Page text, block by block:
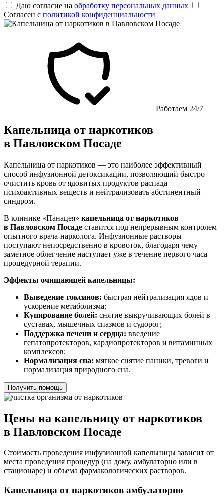
Даю согласие на обработку персональных данных
Согласен с политикой конфиденциальности
Работаем 24/7
Капельница от наркотиков
в Павловском Посаде
Капельница от наркотиков — это наиболее эффективный
способ инфузионной детоксикации, позволяющий быстро
очистить кровь от ядовитых продуктов распада
психоактивных веществ и нейтрализовать абстинентный
синдром.
В клинике «Панацея» капельница от наркотиков
в Павловском Посаде ставится под непрерывным контролем
опытного врача-нарколога. Инфузионные растворы
поступают непосредственно в кровоток, благодаря чему
заметное облегчение наступает уже в течение первого часа
процедурной терапии.
Эффекты очищающей капельницы:
Выведение токсинов: быстрая нейтрализация ядов и
ускорение метаболизма;
Купирование болей: снятие выкручивающих болей в
суставах, мышечных спазмов и судорог;
Поддержка печени и сердца: введение
гепатопротекторов, кардиопротекторов и витаминных
комплексов;
Нормализация сна: мягкое снятие паники, тревоги и
нормализация природного сна.
Получить помощь
Цены на капельницу от наркотиков
в Павловском Посаде
Стоимость проведения инфузионной капельницы зависит от
места проведения процедур (на дому, амбулаторно или в
стационаре) и объема фармакологических растворов.
Капельница от наркотиков амбулаторно